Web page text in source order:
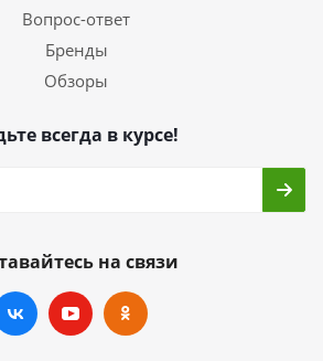
Вопрос-ответ
Бренды
Обзоры
всегда в курсе!
на связи